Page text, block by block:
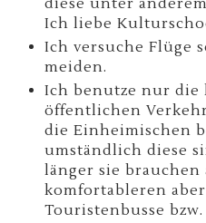
Ich liebe
Ich versuche Flüge
meiden.
Ich benutze nur die
öffentlichen
die Einheimischen
umständlich diese
länger sie brauchen
komfortableren
Touristenbusse